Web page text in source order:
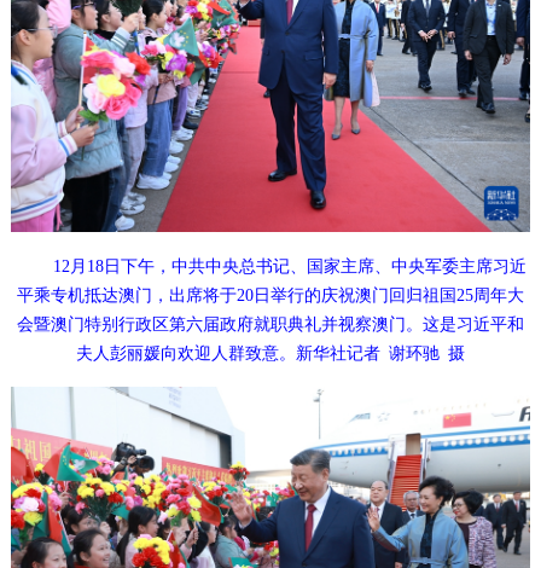
12月18日下午，中共中央总书记、国家主席、中央军委主席习近
平乘专机抵达澳门，出席将于20日举行的庆祝澳门回归祖国25周年大
会暨澳门特别行政区第六届政府就职典礼并视察澳门。这是习近平和
夫人彭丽媛向欢迎人群致意。新华社记者 谢环驰 摄